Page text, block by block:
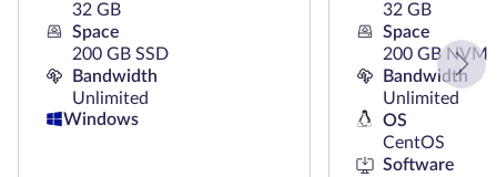
32 GB
Space
200 GB SSD
Bandwidth
Unlimited
Windows
32 GB
Space
200 GB NVMe
Bandwidth
Unlimited
OS
CentOS
Software